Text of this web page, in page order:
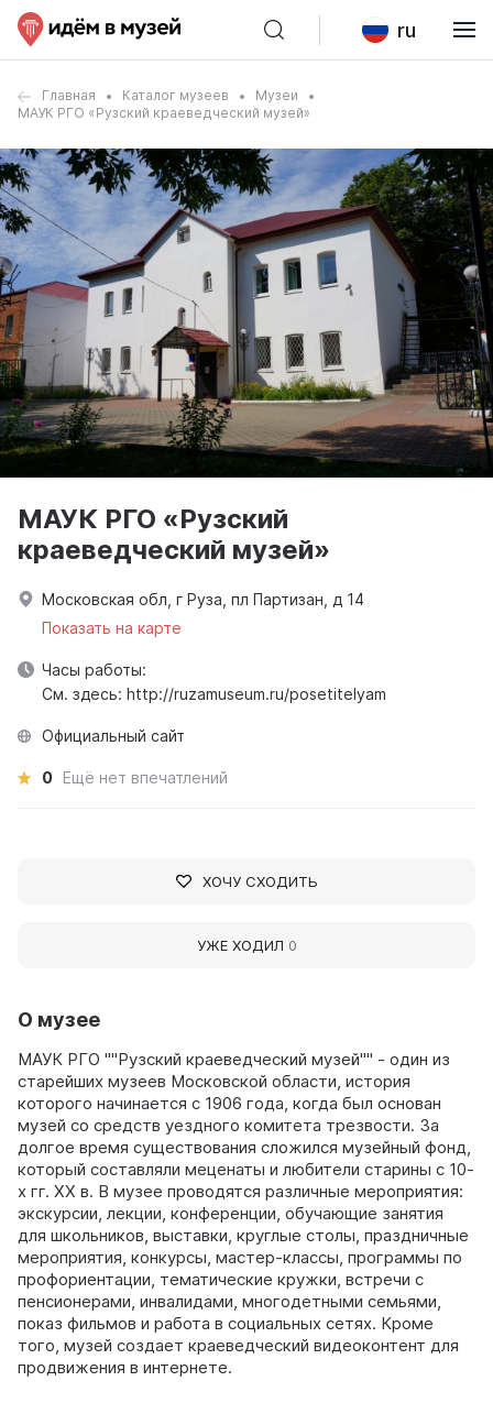
ru
Главная Каталог музеев
Музеи
МАУК РГО «Рузский краеведческий музей»
О музее
МАУК РГО ""Рузский краеведческий музей"" - один из
старейших музеев Московской области, история
которого начинается с 1906 года, когда был основан
музей со средств уездного комитета трезвости. За
долгое время существования сложился музейный фонд,
который составляли меценаты и любители старины с 10-
х гг. XX в. В музее проводятся различные мероприятия:
экскурсии, лекции, конференции, обучающие занятия
для школьников, выставки, круглые столы, праздничные
мероприятия, конкурсы, мастер-классы, программы по
профориентации, тематические кружки, встречи с
пенсионерами, инвалидами, многодетными семьями,
показ фильмов и работа в социальных сетях. Кроме
того, музей создает краеведческий видеоконтент для
продвижения в интернете.
МАУК РГО «Рузский
краеведческий музей»
Московская обл, г Руза, пл Партизан, д 14
Показать на карте
Часы работы:
См. здесь: http://ruzamuseum.ru/posetitelyam
Официальный сайт
0 Ещё нет впечатлений
ХОЧУ СХОДИТЬ
УЖЕ ХОДИЛ 0